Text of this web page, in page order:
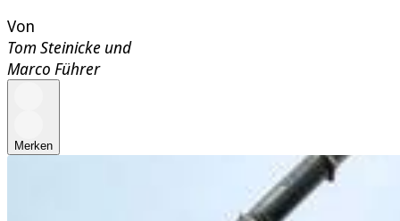
Von
Tom Steinicke und
Marco Führer
Merken